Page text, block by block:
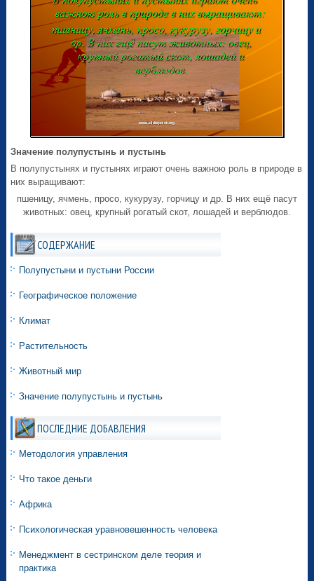
Значение полупустынь и пустынь
В полупустынях и пустынях играют очень важною роль в природе в
них выращивают:
пшеницу, ячмень, просо, кукурузу, горчицу и др. В них ещё пасут
животных: овец, крупный рогатый скот, лошадей и верблюдов.
СОДЕРЖАНИЕ
Полупустыни и пустыни России
Географическое положение
Климат
Растительность
Животный мир
Значение полупустынь и пустынь
ПОСЛЕДНИЕ ДОБАВЛЕНИЯ
Методология управления
Что такое деньги
Африка
Психологическая уравновешенность человека
Менеджмент в сестринском деле теория и
практика